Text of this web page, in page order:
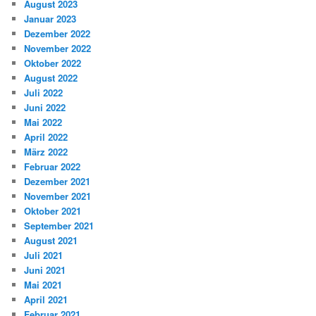
August 2023
Januar 2023
Dezember 2022
November 2022
Oktober 2022
August 2022
Juli 2022
Juni 2022
Mai 2022
April 2022
März 2022
Februar 2022
Dezember 2021
November 2021
Oktober 2021
September 2021
August 2021
Juli 2021
Juni 2021
Mai 2021
April 2021